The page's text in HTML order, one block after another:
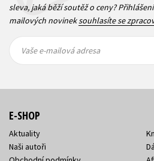
sleva, jaká běží soutěž o ceny?
mailových novineksouhlasíte se
mailová
mailová
Vaše e-mailová adresa
E-SHOP
Aktuality
Naši autoři